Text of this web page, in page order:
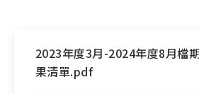
2023年度3月-2024年度8月檔
果清單.pdf